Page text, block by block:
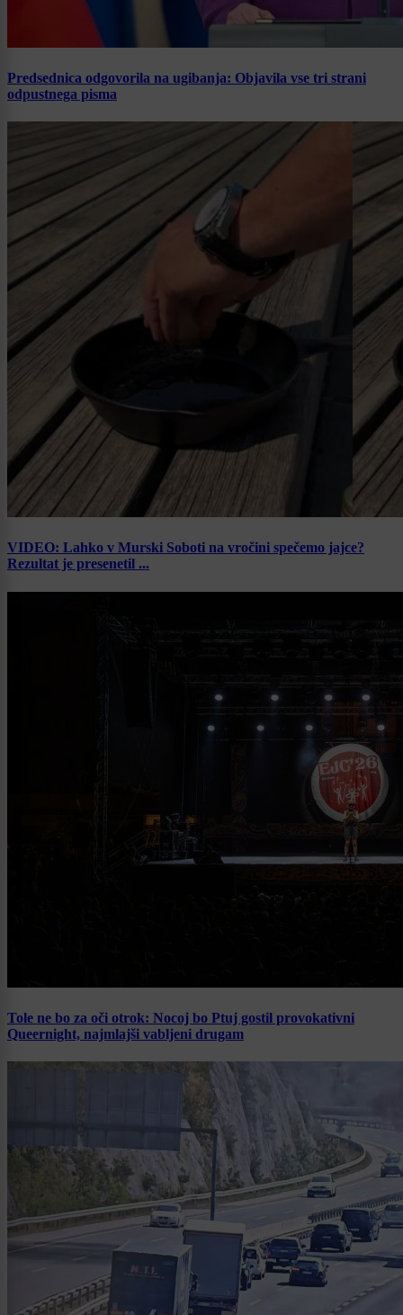
Predsednica odgovorila na ugibanja: Objavila vse tri strani
odpustnega pisma
VIDEO: Lahko v Murski Soboti na vročini spečemo jajce?
Rezultat je presenetil ...
Tole ne bo za oči otrok: Nocoj bo Ptuj gostil provokativni
Queernight, najmlajši vabljeni drugam